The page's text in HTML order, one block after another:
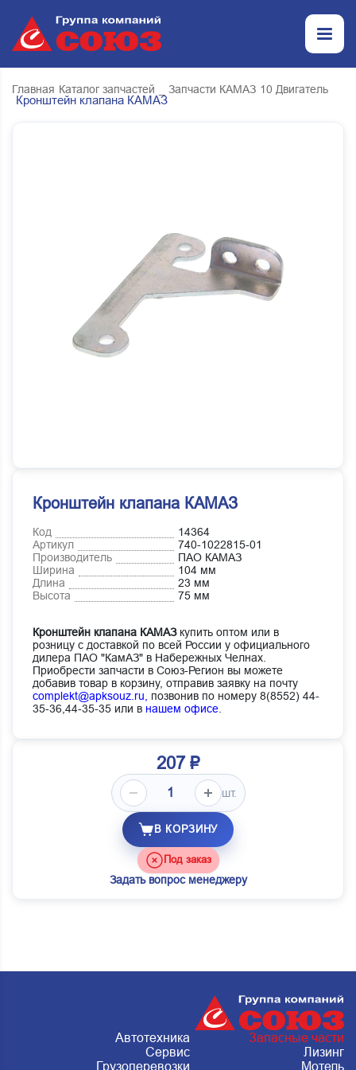
Главная Каталог запчастей _ Запчасти КАМАЗ 10 Двигатель
Кронштейн клапана КАМАЗ
Кронштейн клапана КАМАЗ
Код
14364
Артикул
740-1022815-01
Производитель
ПАО КАМАЗ
Ширина
104 мм
Длина
23 мм
Высота
75 мм
Кронштейн клапана КАМАЗкупить оптом или в
розницу с доставкой по всей России у официального
дилера ПАО "КамАЗ" в Набережных Челнах.
Приобрести запчасти в Союз-Регион вы можете
добавив товар в корзину, отправив заявку на почту
complekt@apksouz.ru,
позвонив по номеру 8(8552) 44-
35-36,44-35-35 или в нашем офисе
207 ₽
шт.
В КОРЗИНУ
Под заказ
Задать вопрос менеджеру
Автотехника
Запасные части
Сервис
Лизинг
Грузоперевозки
Мотель